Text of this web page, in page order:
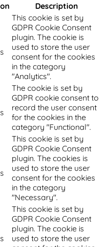
Description
This cookie is set by
GDPR Cookie Consent
plugin. The cookie is
used to store the user
consent for the cookies
in the category
"Analytics".
The cookie is set by
GDPR cookie consent to
record the user consent
for the cookies in the
category "Functional".
This cookie is set by
GDPR Cookie Consent
plugin. The cookies is
used to store the user
consent for the cookies
in the category
"Necessary".
This cookie is set by
GDPR Cookie Consent
plugin. The cookie is
used to store the user